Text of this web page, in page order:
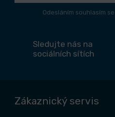
Odesláním souhlasím se
Sledujte nás na
sociálních sítích
Zákaznický servis